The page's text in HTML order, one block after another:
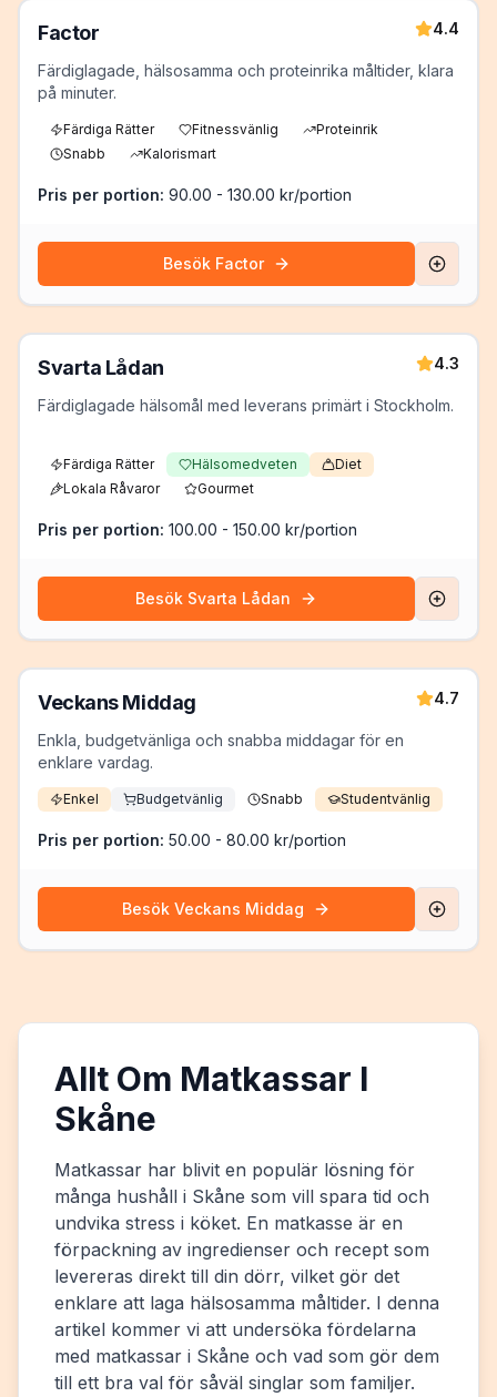
Factor 4.4
Färdiglagade, hälsosamma och proteinrika måltider, klara
på minuter.
Färdiga Rätter Fitnessvänlig
Proteinrik
Snabb
Kalorismart
Pris per portion: 90.00 - 130.00 kr/portion
Besök Factor
Svarta Lådan 4.3
Färdiglagade hälsomål med leverans primärt i Stockholm.
Färdiga Rätter Hälsomedveten
Diet
Lokala Råvaror
Gourmet
Pris per portion: 100.00 - 150.00 kr/portion
Besök Svarta Lådan
Veckans Middag 4.7
Enkla, budgetvänliga och snabba middagar för en
enklare vardag.
Enkel Budgetvänlig Snabb Studentvänlig
Pris per portion: 50.00 - 80.00 kr/portion
Besök Veckans Middag
Allt Om Matkassar I
Skåne
Matkassar har blivit en populär lösning för
många hushåll i Skåne som vill spara tid och
undvika stress i köket. En matkasse är en
förpackning av ingredienser och recept som
levereras direkt till din dörr, vilket gör det
enklare att laga hälsosamma måltider. I denna
artikel kommer vi att undersöka fördelarna
med matkassar i Skåne och vad som gör dem
till ett bra val för såväl singlar som familjer.